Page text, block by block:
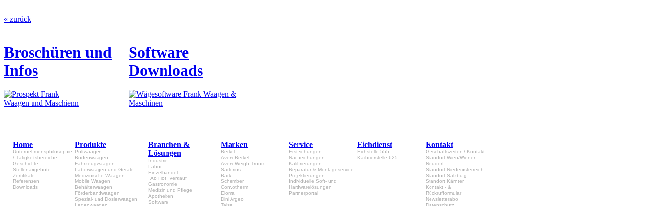
« zurück
Broschüren und
Infos
Software
Downloads
Home
Unternehmensphilosophie
/ Tätigkeitsbereiche
Geschichte
Stellenangebote
Zertifikate
Referenzen
Downloads
Produkte
Pultwaagen
Bodenwaagen
Fahrzeugwaagen
Laborwaagen und Geräte
Medizinische Waagen
Mobile Waagen
Behälterwaagen
Förderbandwaagen
Spezial- und Dosierwaagen
Branchen &
Lösungen
Industrie
Labor
Einzelhandel
"Ab Hof" Verkauf
Gastronomie
Medizin und Pflege
Apotheken
Software
Marken
Berkel
Avery Berkel
Avery Weigh-Tronix
Sartorius
Bark
Schember
Convotherm
Eloma
Dini Argeo
Service
Ersteichungen
Nacheichungen
Kalibrierungen
Reparatur & Montageservice
Projektierungen
Individuelle Soft- und
Hardwarelösungen
Partnerportal
Eichdienst
Eichstelle 555
Kalibrierstelle 625
Kontakt
Geschäftszeiten / Kontakt
Standort Wien/Wiener
Neudorf
Standort Niederösterreich
Standort Salzburg
Standort Kärnten
Kontakt - &
Rückrufformular
Newsletterabo